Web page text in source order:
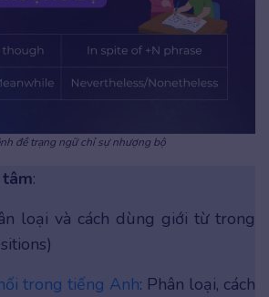
đề trạng ngữ chỉ sự nhượng bộ
:
loại và cách dùng giới từ trong
trong tiếng Anh: Phân loại, cách